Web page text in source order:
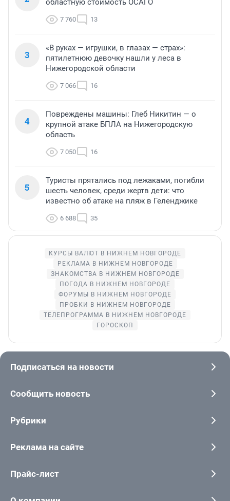
областную стоимость ОСАГО
7 760 13
3
«В руках — игрушки, в глазах — страх»:
пятилетнюю девочку нашли у леса в
Нижегородской области
7 066 16
4
Повреждены машины: Глеб Никитин — о
крупной атаке БПЛА на Нижегородскую
область
7 050 16
5
Туристы прятались под лежаками, погибли
шесть человек, среди жертв дети: что
известно об атаке на пляж в Геленджике
6 688 35
КУРСЫ ВАЛЮТ В НИЖНЕМ НОВГОРОДЕ
РЕКЛАМА В НИЖНЕМ НОВГОРОДЕ
ЗНАКОМСТВА В НИЖНЕМ НОВГОРОДЕ
ПОГОДА В НИЖНЕМ НОВГОРОДЕ
ФОРУМЫ В НИЖНЕМ НОВГОРОДЕ
ПРОБКИ В НИЖНЕМ НОВГОРОДЕ
ТЕЛЕПРОГРАММА В НИЖНЕМ НОВГОРОДЕ
ГОРОСКОП
Подписаться на новости
Сообщить новость
Рубрики
Реклама на сайте
Прайс-лист